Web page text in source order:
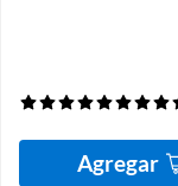
Agregar